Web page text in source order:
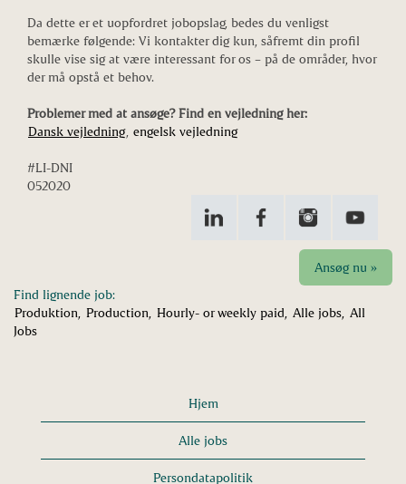
Da dette er et uopfordret jobopslag, bedes du venligst
bemærke følgende: Vi kontakter dig kun, såfremt din profil
skulle vise sig at være interessant for os – på de områder, hvor
der må opstå et behov.
Problemer med at ansøge? Find en vejledning her:
Dansk vejledning engelsk vejledning
#LI-DNI
052020
Ansøg nu »
Find lignende job:
Produktion,
Production, Hourly- or weekly paid, Alle jobs, All
Jobs
Hjem
Alle jobs
Persondatapolitik